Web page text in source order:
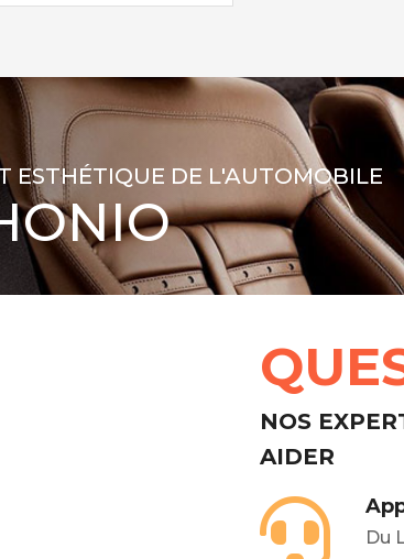
ESTHÉTIQUE DE L'AUTOMOBILE
NOS
AIDER
Du